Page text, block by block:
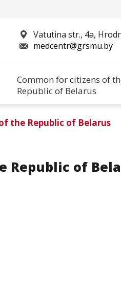
Vatutina str., 4a,
medcentr@grsmu.by
Common for citizens of
Republic of Belarus
the Republic of Belarus
Republic of